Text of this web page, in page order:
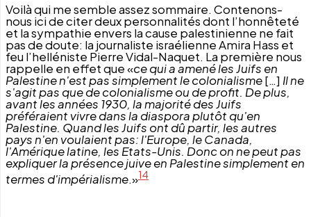
Voilà qui me semble assez sommaire. Contenons-
nous ici de citer deux personnalités dont l’honnêteté
et la sympathie envers la cause palestinienne ne fait
pas de doute: la journaliste israélienne Amira Hass et
feu l’helléniste Pierre Vidal-Naquet. La première nous
rappelle en effet que «ce qui a amené les Juifs en
Palestine n'est pas simplement le colonialisme[…] Il ne
s'agit pas que de colonialisme ou de profit. De plus,
avant les années 1930, la majorité des Juifs
préféraient vivre dans la diaspora plutôt qu'en
Palestine. Quand les Juifs ont dû partir, les autres
pays n'en voulaient pas: l'Europe, le Canada,
l'Amérique latine, les Etats-Unis. Donc on ne peut pas
expliquer la présence juive en Palestine simplement en
termes d'impérialisme.»14